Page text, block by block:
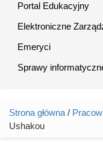
Portal Edukacyjny
Elektroniczne
Emeryci
Sprawy
Jesteś tutaj
Strona główna /
Ushakou